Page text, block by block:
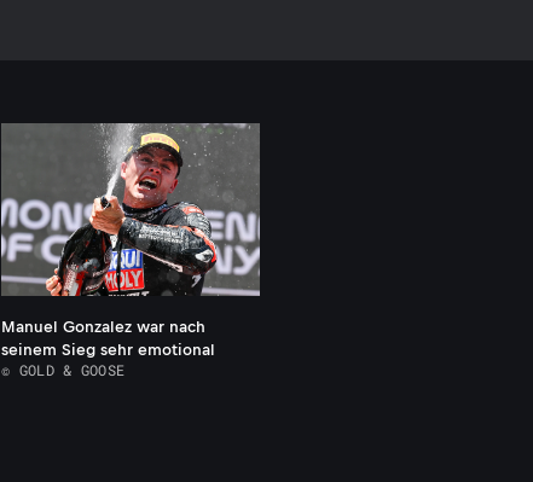
Manuel Gonzalez war nach
seinem Sieg sehr emotional
© GOLD & GOOSE